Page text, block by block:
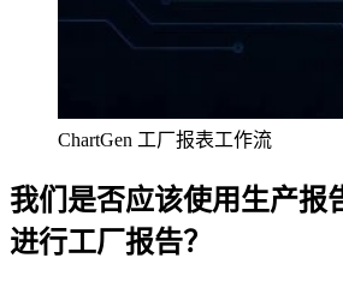
ChartGen 工厂报表工作流
我们是否应该使用生产报
进行工厂报告？